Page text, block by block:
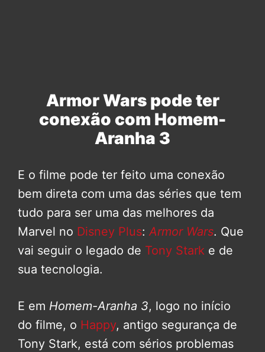
Armor Wars pode ter
conexão com Homem-
Aranha 3
E o filme pode ter feito uma conexão
bem direta com uma das séries que tem
tudo para ser uma das melhores da
Marvel no Disney Plus: Armor Wars. Que
vai seguir o legado de Tony Stark e de
sua tecnologia.
E em Homem-Aranha 3, logo no início
do filme, o Happy, antigo segurança de
Tony Stark, está com sérios problemas